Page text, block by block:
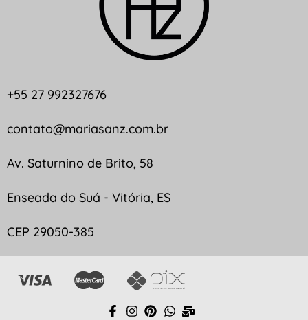
+55 27 992327676
contato@mariasanz.com.br
Av. Saturnino de Brito, 58
Enseada do Suá - Vitória, ES
CEP 29050-385